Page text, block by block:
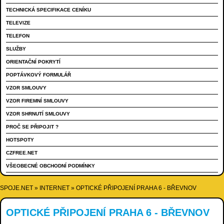
TECHNICKÁ SPECIFIKACE CENÍKU
TELEVIZE
TELEFON
SLUŽBY
ORIENTAČNÍ POKRYTÍ
POPTÁVKOVÝ FORMULÁŘ
VZOR SMLOUVY
VZOR FIREMNÍ SMLOUVY
VZOR SHRNUTÍ SMLOUVY
PROČ SE PŘIPOJIT ?
HOTSPOTY
CZFREE.NET
VŠEOBECNÉ OBCHODNÍ PODMÍNKY
SPOJE.NET » INTERNET » OPTICKÉ PŘIPOJENÍ PRAHA 6 - BŘEVNOV
OPTICKÉ PŘIPOJENÍ PRAHA 6 - BŘEVNOV